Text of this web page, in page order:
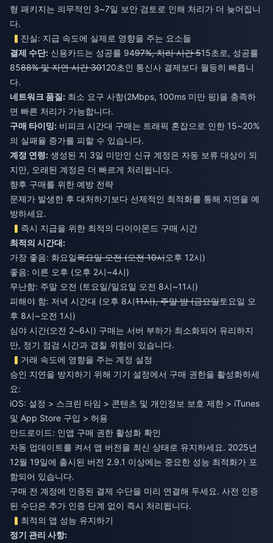
형 패키지는 의무적인 3~7일 보안 검토로 인해 처리가 더 늦어집니
다.
진실: 지급 속도에 실제로 영향을 주는 요소들
결제 수단: 신용카드는 성공률 9497%, 처리 시간 515초로, 성공률
8588% 및 지연 시간 30120초인 통신사 결제보다 월등히 빠릅니
다.
네트워크 품질: 최소 요구 사항(2Mbps, 100ms 미만 핑)을 충족하
면 빠른 처리가 가능합니다.
구매 타이밍: 비피크 시간대 구매는 트래픽 혼잡으로 인한 15~20%
의 실패율 증가를 피할 수 있습니다.
계정 연령: 생성된 지 3일 미만인 신규 계정은 자동 보류 대상이 되
지만, 오래된 계정은 더 빠르게 처리됩니다.
향후 구매를 위한 예방 전략
문제가 발생한 후 대처하기보다 선제적인 최적화를 통해 지연을 예
방하세요.
즉시 지급을 위한 최적의 다이아몬드 구매 시간
최적의 시간대:
가장 좋음: 화요일목요일 오전 (오전 10시오후 12시)
좋음: 이른 오후 (오후 2시~4시)
무난함: 주말 오전 (토요일/일요일 오전 8시~11시)
피해야 함: 저녁 시간대 (오후 8시11시), 주말 밤 (금요일토요일 오
후 8시~오전 1시)
심야 시간(오전 2~6시) 구매는 서버 부하가 최소화되어 유리하지
만, 정기 점검 시간과 겹칠 위험이 있습니다.
거래 속도에 영향을 주는 계정 설정
승인 지연을 방지하기 위해 기기 설정에서 구매 권한을 활성화하세
요:
iOS: 설정 > 스크린 타임 > 콘텐츠 및 개인정보 보호 제한 > iTunes
및 App Store 구입 > 허용
안드로이드: 인앱 구매 권한 활성화 확인
자동 업데이트를 켜서 앱 버전을 최신 상태로 유지하세요. 2025년
12월 19일에 출시된 버전 2.9.1 이상에는 중요한 성능 최적화가 포
함되어 있습니다.
구매 전 계정에 인증된 결제 수단을 미리 연결해 두세요. 사전 인증
된 수단은 추가 인증 단계 없이 즉시 처리됩니다.
최적의 앱 성능 유지하기
정기 관리 사항: